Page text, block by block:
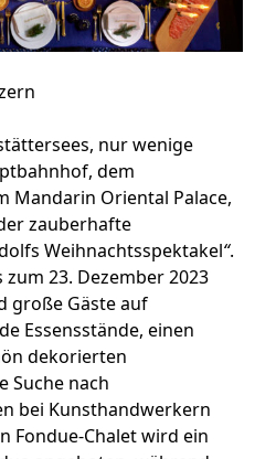
nur wenige
dem
Mandarin Oriental Palace,
zauberhafte
Weihnachtsspektakel“.
23. Dezember 2023
große Gäste auf
Essensstände, einen
dekorierten
Suche nach
bei Kunsthandwerkern
Fondue-Chalet wird ein